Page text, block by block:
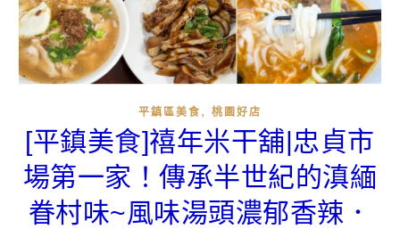
平鎮區美食 , 桃園好店
[平鎮美食]禧年米干舖|忠貞市
場第一家！傳承半世紀的滇緬
眷村味~風味湯頭濃郁香辣．